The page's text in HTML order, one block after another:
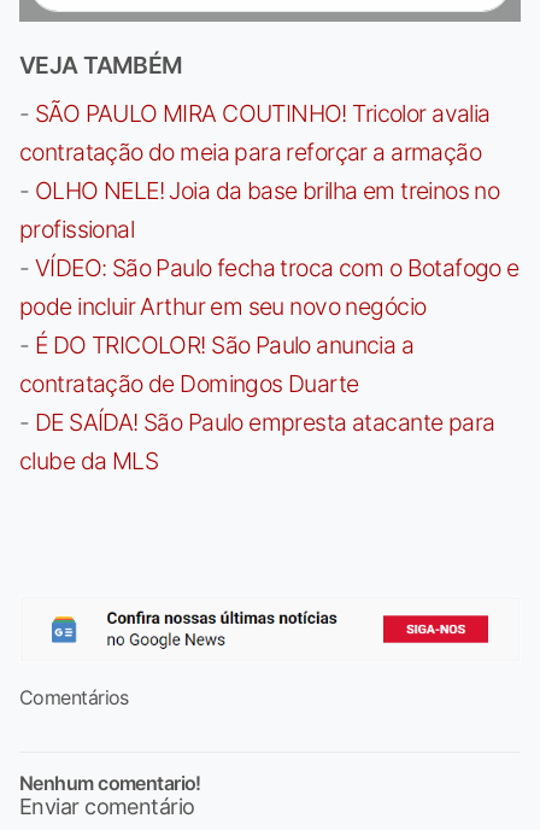
VEJA TAMBÉM
- SÃO PAULO MIRA COUTINHO! Tricolor avalia
contratação do meia para reforçar a armação
- OLHO NELE! Joia da base brilha em treinos no
profissional
- VÍDEO: São Paulo fecha troca com o Botafogo e
pode incluir Arthur em seu novo negócio
- É DO TRICOLOR! São Paulo anuncia a
contratação de Domingos Duarte
- DE SAÍDA! São Paulo empresta atacante para
clube da MLS
Comentários
Nenhum comentario!
Enviar comentário